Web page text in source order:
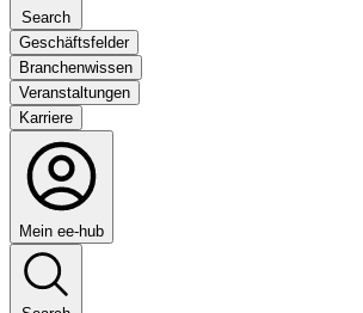
Search
Geschäftsfelder
Branchenwissen
Veranstaltungen
Karriere
Mein ee-hub